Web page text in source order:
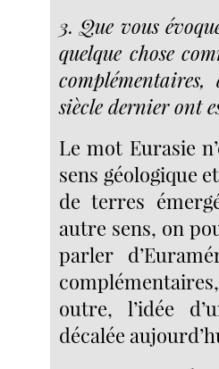
3. Que vous
quelque chose
siècle dernier ont
Le mot Eurasie
sens géologique
de terres
autre sens, on
parler
outre, l’idée
décalée